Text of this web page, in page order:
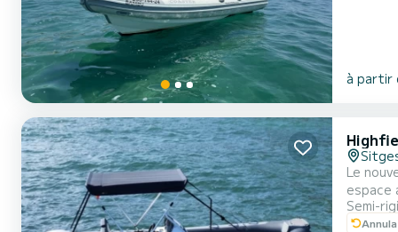
à partir
Le
espace ample
permis
Semi-